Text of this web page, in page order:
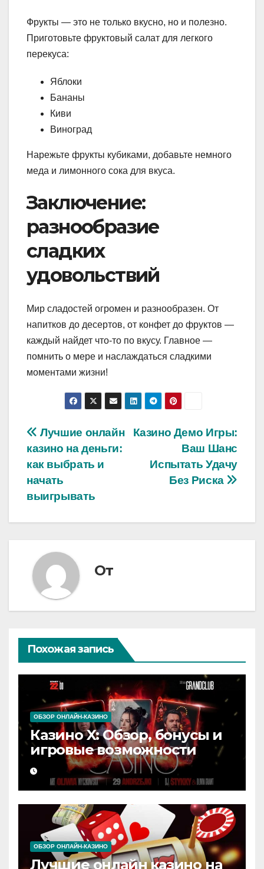
Фрукты — это не только вкусно, но и полезно.
Приготовьте фруктовый салат для легкого
перекуса:
Яблоки
Бананы
Киви
Виноград
Нарежьте фрукты кубиками, добавьте немного
меда и лимонного сока для вкуса.
Заключение:
разнообразие
сладких
удовольствий
Мир сладостей огромен и разнообразен. От
напитков до десертов, от конфет до фруктов —
каждый найдет что-то по вкусу. Главное —
помнить о мере и наслаждаться сладкими
моментами жизни!
Навигация
по
записям
Казино Демо Игры:
Ваш Шанс
Испытать Удачу
Без Риска
Лучшие онлайн
казино на деньги:
как выбрать и
начать
выигрывать
От
Похожая запись
ОБЗОР ОНЛАЙН-КАЗИНО
Казино X: Обзор, бонусы и
игровые возможности
ОБЗОР ОНЛАЙН-КАЗИНО
Лучшие онлайн казино на